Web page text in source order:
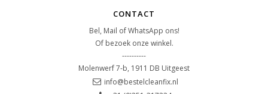
CONTACT
Bel, Mail of WhatsApp ons!
Of bezoek onze winkel.
----------
Molenwerf 7-b, 1911 DB Uitgeest
info@bestelcleanfix.nl